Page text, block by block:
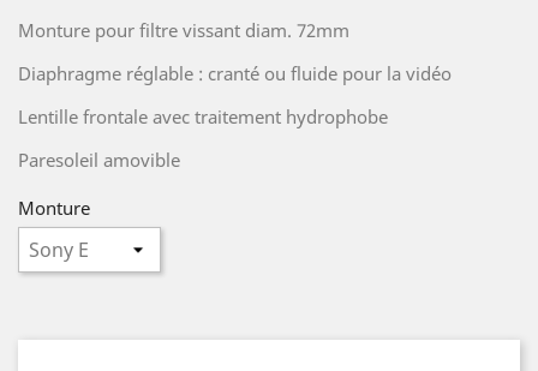
Monture pour filtre vissant diam. 72mm
Diaphragme réglable : cranté ou fluide pour la vidéo
Lentille frontale avec traitement hydrophobe
Paresoleil amovible
Monture